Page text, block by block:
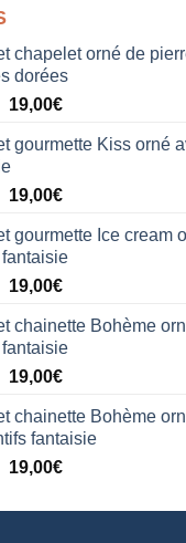
chapelet orné de
dorées
Le
initial
était :
38,00€.
19,00€Le
actuel
19,00€.
gourmette Kiss orné
Le
initial
était :
38,00€.
19,00€Le
actuel
est :
19,00€.
gourmette Ice cream
Le
initial
était :
38,00€.
19,00€Le
actuel
est :
19,00€.
chainette Bohème
Le
initial
était :
38,00€.
19,00€Le
actuel
est :
19,00€.
chainette Bohème
fantaisie
Le
initial
19,00€Le
actuel